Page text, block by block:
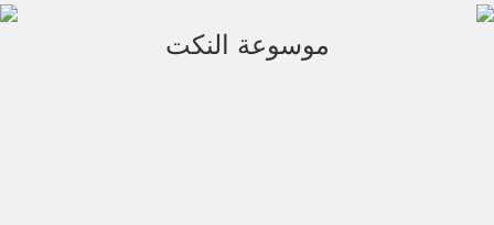
موسوعة النكت